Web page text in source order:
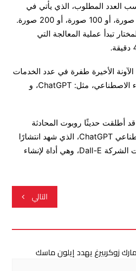
العدد المطلوب، الذي يأتي في
ثلاثة خيارات، وهي: 50 صورة، أو 100 صورة، أو 200 صورة.
تبدأ عملية المعالجة التي
الآونة الأخيرة طفرة في عدد الخدمات
القائمة على تقنية الذكاء الاصطناعي، مثل: ChatGPT، و
وكانت شركة OpenAI قد أطلقت حديثًا روبوت المحادثة
القائم على الذكاء الاصطناعي ChatGPT، الذي شهد انتشارًا
مذهلًا، وقبل ذلك أطلقت الشركة Dall-E، وهي أداة لإنشاء
التالي